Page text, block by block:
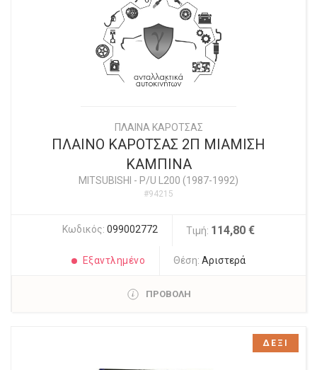
ΠΛΑΙΝΑ ΚΑΡΟΤΣΑΣ
ΠΛΑΙΝΟ ΚΑΡΟΤΣΑΣ 2Π ΜΙΑΜΙΣΗ
ΚΑΜΠΙΝΑ
MITSUBISHI - P/U L200 (1987-1992)
#94215
Κωδικός: 099002772 Τιμή: 114,80 €
Εξαντλημένο Θέση:Αριστερά
ΠΡΟΒΟΛΗ
ΔΕΞΙ